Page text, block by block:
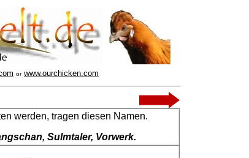
or www.ourchicken.com
werden, tragen diesen Namen.
Sulmtaler, Vorwerk.